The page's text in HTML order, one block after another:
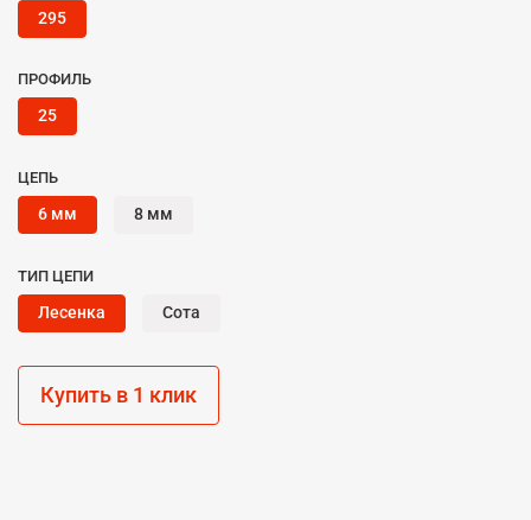
Купить в 1 клик
295
ПРОФИЛЬ
25
ЦЕПЬ
6 мм 8 мм
ТИП ЦЕПИ
Лесенка Сота